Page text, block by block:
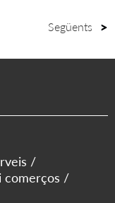
Següents
comerços